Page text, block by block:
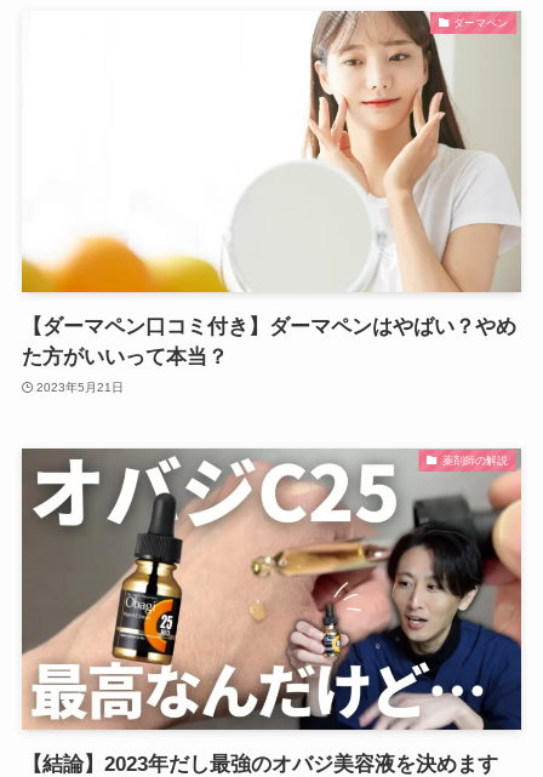
ダーマペン
【ダーマペン口コミ付き】ダーマペンはやばい？やめ
た方がいいって本当？
2023年5月21日
薬剤師の解説
【結論】2023年だし最強のオバジ美容液を決めます